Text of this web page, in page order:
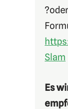
Slam
Es